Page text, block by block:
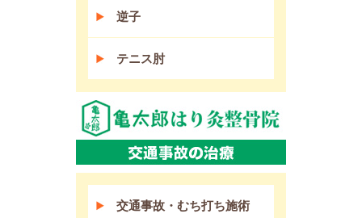
逆子
テニス肘
交通事故・むち打ち施術